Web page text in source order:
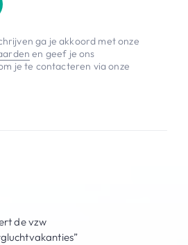
ga je akkoord met onze
en geef je ons
je te contacteren via onze
de vzw